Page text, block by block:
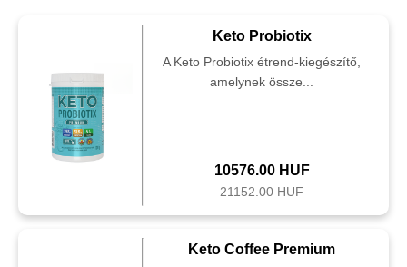
Keto Probiotix
A Keto Probiotix étrend-kiegészítő,
amelynek össze...
10576.00 HUF
21152.00 HUF
Keto Coffee Premium